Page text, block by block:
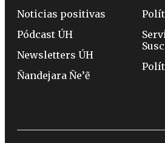
Noticias positivas
Pódcast ÚH
Newsletters ÚH
Ñandejara Ñe’ẽ